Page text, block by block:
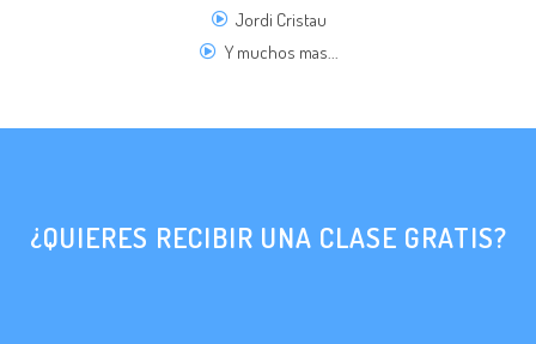
Jordi Cristau
Y muchos mas...
¿QUIERES RECIBIR UNA CLASE GRATIS?